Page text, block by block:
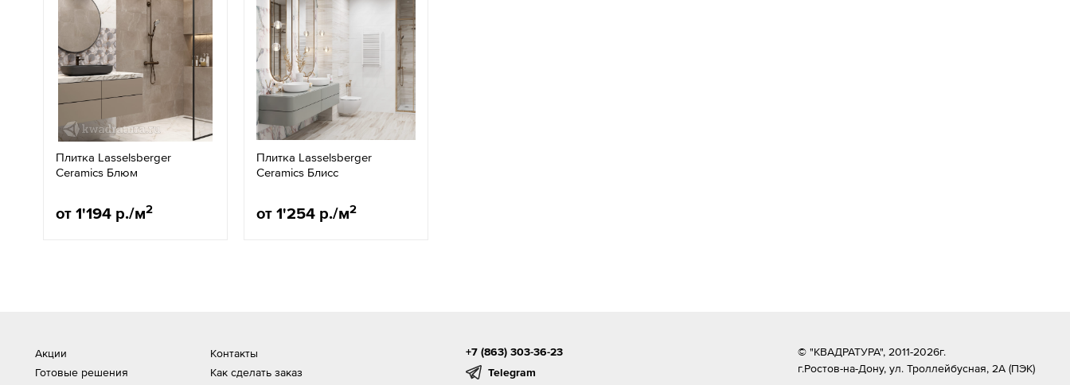
Плитка Lasselsberger
Ceramics Блюм
от 1'194 р./м2
Плитка Lasselsberger
Ceramics Блисс
от 1'254 р./м2
Акции
Готовые решения
Контакты
Как сделать заказ
+7 (863) 303-36-23
Telegram
© "КВАДРАТУРА", 2011-2026г.
г.Ростов-на-Дону, ул. Троллейбусная, 2А (ПЭК)